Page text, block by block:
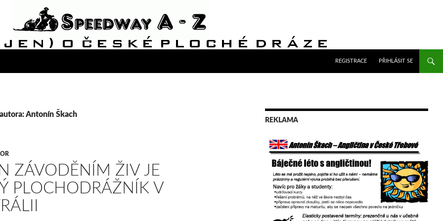
REGISTRACE
PŘIHLÁSIT SE
Antonín Škach
ZÁVODĚNÍM ŽIV JE
PLOCHODRÁŽNÍK V
REKLAMA